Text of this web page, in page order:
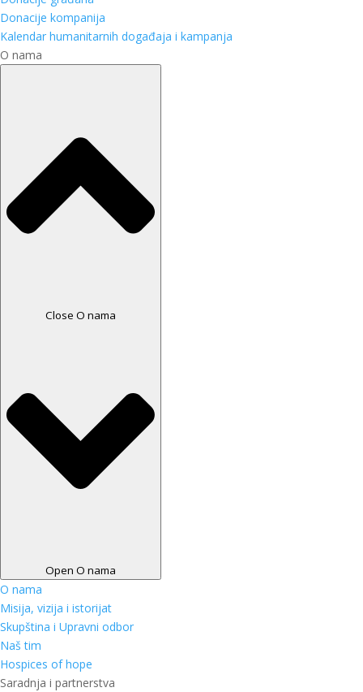
Donacije kompanija
Kalendar humanitarnih događaja i kampanja
O nama
Close O nama
Open O nama
O nama
Misija, vizija i istorijat
Skupština i Upravni odbor
Naš tim
Hospices of hope
Saradnja i partnerstva